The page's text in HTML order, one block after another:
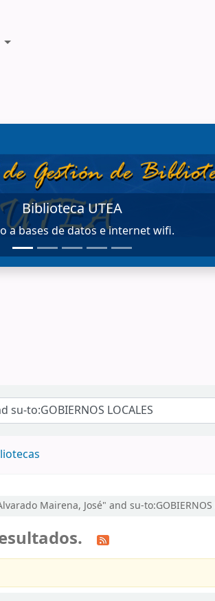
Mairena, José" and su-to:GOBIERNOS